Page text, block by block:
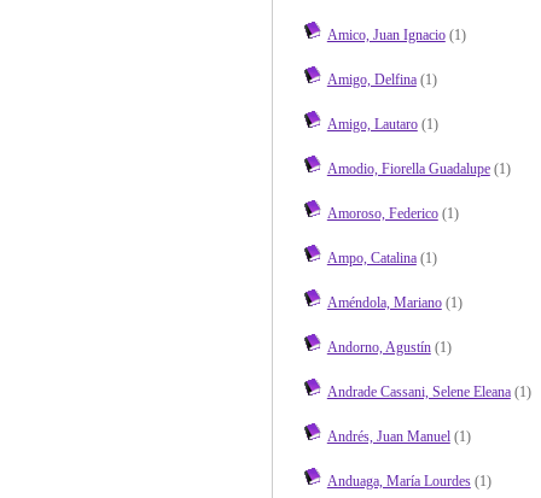
Amico, Juan Ignacio(1)
Amigo, Delfina(1)
Amigo, Lautaro(1)
Amodio, Fiorella Guadalupe(1)
Amoroso, Federico(1)
Ampo, Catalina(1)
Améndola, Mariano(1)
Andorno, Agustín(1)
Andrade Cassani, Selene Eleana(1)
Andrés, Juan Manuel(1)
Anduaga, María Lourdes(1)